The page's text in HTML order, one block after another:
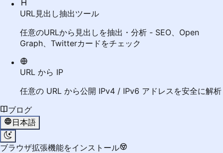
URL見出し抽出ツール
任意のURLから見出しを抽出・分析 - SEO、Open
Graph、Twitterカードをチェック
URL から IP
任意の URL から公開 IPv4 / IPv6 アドレスを安全に解析
ブログ
日本語
ブラウザ拡張機能をインストール